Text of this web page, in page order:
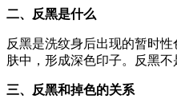
二、反黑是什么
反黑是洗纹身后出现的暂时
肤中，形成深色印子。反黑
三、反黑和掉色的关系